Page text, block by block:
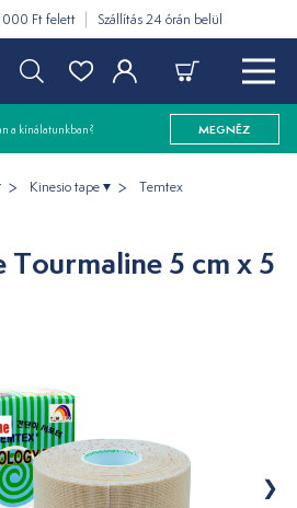
000 Ft felett Szállítás 24 órán belül
a kínálatunkban? MEGNÉZ
Kinesio tape Temtex
Tourmaline 5 cm x 5